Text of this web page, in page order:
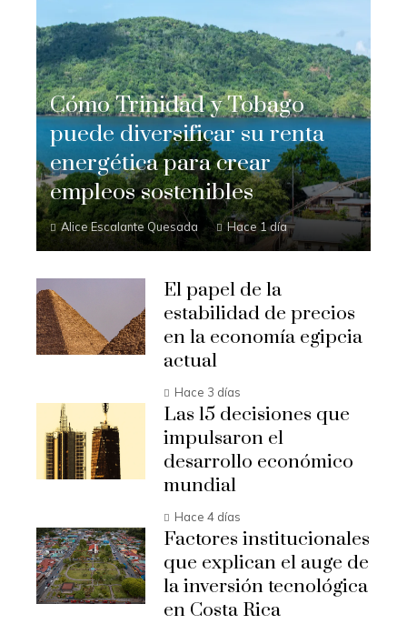
Cómo Trinidad y Tobago
puede diversificar su renta
energética para crear
empleos sostenibles
Alice Escalante Quesada Hace 1 día
El papel de la
estabilidad de precios
en la economía egipcia
actual
Hace 3 días
Las 15 decisiones que
impulsaron el
desarrollo económico
mundial
Hace 4 días
Factores institucionales
que explican el auge de
la inversión tecnológica
en Costa Rica